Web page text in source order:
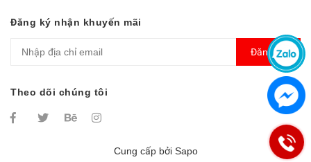
Đăng ký nhận khuyến mãi
Đăng ký
Theo dõi chúng tôi
Cung cấp bởi Sapo